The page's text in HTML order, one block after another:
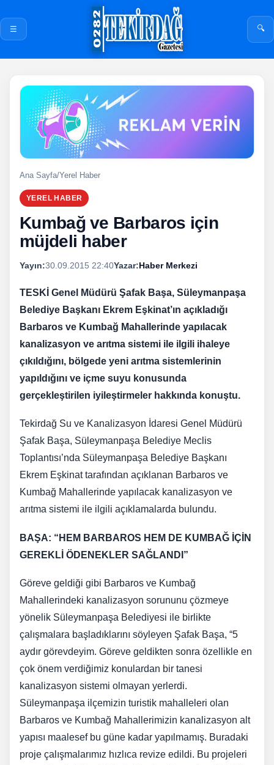
☰ 🔍
Ana Sayfa/Yerel Haber
YEREL HABER
Kumbağ ve Barbaros için
müjdeli haber
Yayın:30.09.2015 22:40Yazar:Haber Merkezi
TESKİ Genel Müdürü Şafak Başa, Süleymanpaşa
Belediye Başkanı Ekrem Eşkinat’ın açıkladığı
Barbaros ve Kumbağ Mahallerinde yapılacak
kanalizasyon ve arıtma sistemi ile ilgili ihaleye
çıkıldığını, bölgede yeni arıtma sistemlerinin
yapıldığını ve içme suyu konusunda
gerçekleştirilen iyileştirmeler hakkında konuştu.
Tekirdağ Su ve Kanalizasyon İdaresi Genel Müdürü
Şafak Başa, Süleymanpaşa Belediye Meclis
Toplantısı’nda Süleymanpaşa Belediye Başkanı
Ekrem Eşkinat tarafından açıklanan Barbaros ve
Kumbağ Mahallerinde yapılacak kanalizasyon ve
arıtma sistemi ile ilgili açıklamalarda bulundu.
BAŞA: “HEM BARBAROS HEM DE KUMBAĞ İÇİN
GEREKLİ ÖDENEKLER SAĞLANDI”
Göreve geldiği gibi Barbaros ve Kumbağ
Mahallerindeki kanalizasyon sorununu çözmeye
yönelik Süleymanpaşa Belediyesi ile birlikte
çalışmalara başladıklarını söyleyen Şafak Başa, “5
aydır görevdeyim. Göreve geldikten sonra özellikle en
çok önem verdiğimiz konulardan bir tanesi
kanalizasyon sistemi olmayan yerlerdi.
Süleymanpaşa ilçemizin turistik mahalleleri olan
Barbaros ve Kumbağ Mahallerimizin kanalizasyon alt
yapısı maalesef bu güne kadar yapılmamış. Buradaki
proje çalışmalarımız hızlıca revize edildi. Bu projeleri